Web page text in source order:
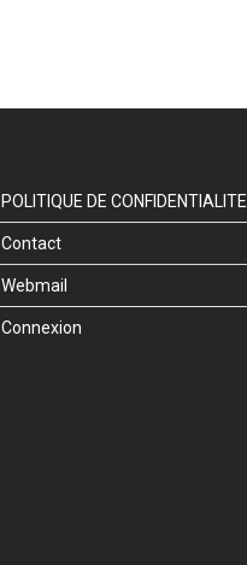
POLITIQUE DE CONFIDENTIALITE
Contact
Webmail
Connexion